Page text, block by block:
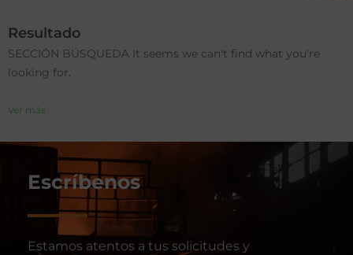
Resultado
SECCIÓN BÚSQUEDA It seems we can't find what you're
looking for.
Ver más
Escríbenos
Estamos atentos a tus solicitudes y